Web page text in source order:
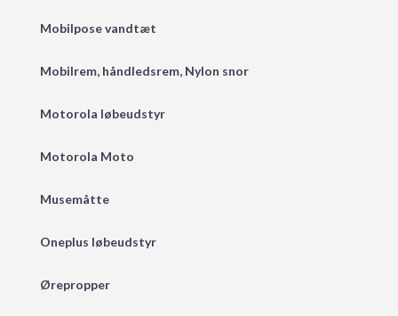
Mobilpose vandtæt
Mobilrem, håndledsrem, Nylon snor
Motorola løbeudstyr
Motorola Moto
Musemåtte
Oneplus løbeudstyr
Ørepropper